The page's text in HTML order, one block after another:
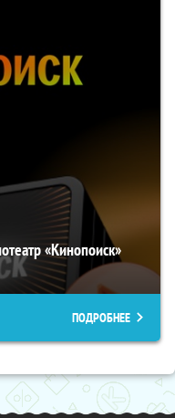
«Кинопоиск»
ПОДРОБНЕЕ